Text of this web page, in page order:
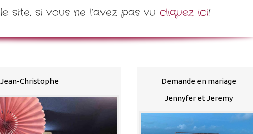
site, si vous ne l’avez pas vu cliquez ici!
Christophe
Demande en mariage
Jennyfer et Jeremy